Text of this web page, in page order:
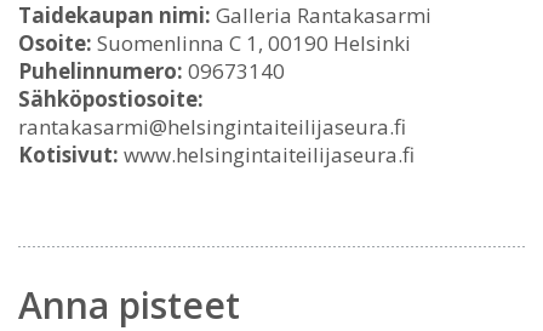
Taidekaupan nimi: Galleria Rantakasarmi
Osoite: Suomenlinna C 1, 00190 Helsinki
Puhelinnumero: 09673140
Sähköpostiosoite:
rantakasarmi@helsingintaiteilijaseura.fi
Kotisivut: www.helsingintaiteilijaseura.fi
Anna pisteet